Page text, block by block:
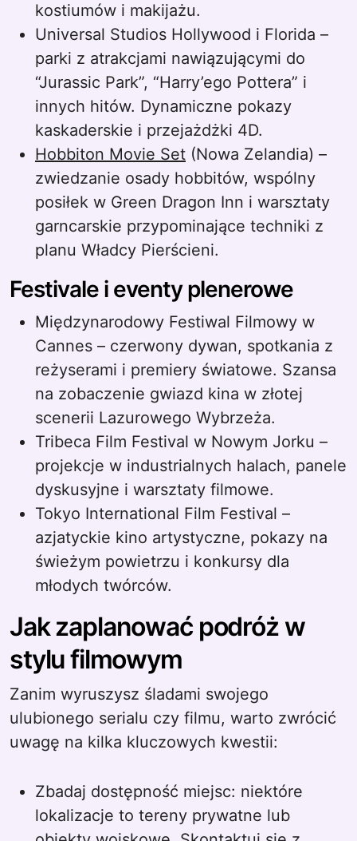
kostiumów i makijażu.
Universal Studios Hollywood i Florida –
parki z atrakcjami nawiązującymi do
“Jurassic Park”, “Harry’ego Pottera” i
innych hitów. Dynamiczne pokazy
kaskaderskie i przejażdżki 4D.
Hobbiton Movie Set (Nowa Zelandia) –
zwiedzanie osady hobbitów, wspólny
posiłek w Green Dragon Inn i warsztaty
garncarskie przypominające techniki z
planu Władcy Pierścieni.
Festivale i eventy plenerowe
Międzynarodowy Festiwal Filmowy w
Cannes – czerwony dywan, spotkania z
reżyserami i premiery światowe. Szansa
na zobaczenie gwiazd kina w złotej
scenerii Lazurowego Wybrzeża.
Tribeca Film Festival w Nowym Jorku –
projekcje w industrialnych halach, panele
dyskusyjne i warsztaty filmowe.
Tokyo International Film Festival –
azjatyckie kino artystyczne, pokazy na
świeżym powietrzu i konkursy dla
młodych twórców.
Jak zaplanować podróż w
stylu filmowym
Zanim wyruszysz śladami swojego
ulubionego serialu czy filmu, warto zwrócić
uwagę na kilka kluczowych kwestii:
Zbadaj dostępność miejsc: niektóre
lokalizacje to tereny prywatne lub